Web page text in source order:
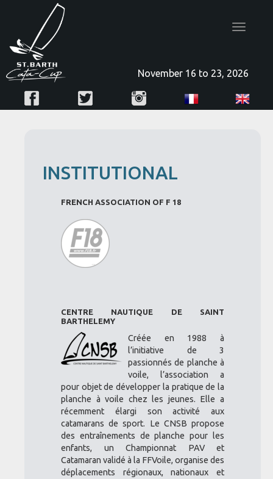
Toggle
November 16 to 23, 2026
INSTITUTIONAL
FRENCH ASSOCIATION OF F 18
CENTRE NAUTIQUE DE SAINT
BARTHELEMY
Créée en 1988 à
l’initiative de 3
passionnés de planche à
voile, l’association a
pour objet de développer la pratique de la
planche à voile chez les jeunes. Elle a
récemment élargi son activité aux
catamarans de sport. Le CNSB propose
des entraînements de planche pour les
enfants, un Championnat PAV et
Catamaran validé à la FFVoile, organise des
déplacements régionaux, nationaux et